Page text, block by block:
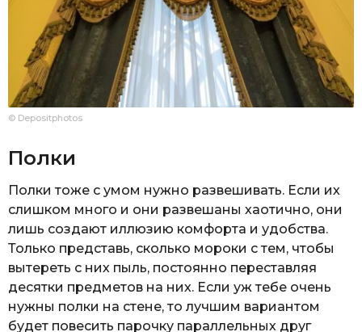
© Depositphotos
Полки
Полки тоже с умом нужно развешивать. Если их
слишком много и они развешаны хаотично, они
лишь создают иллюзию комфорта и удобства.
Только представь, сколько мороки с тем, чтобы
вытереть с них пыль, постоянно переставляя
десятки предметов на них. Если уж тебе очень
нужны полки на стене, то лучшим вариантом
будет повесить парочку параллельных друг